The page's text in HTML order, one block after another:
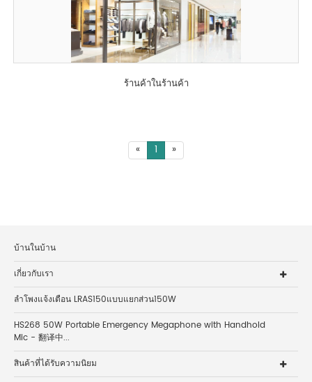
ร้านค้าในร้านค้า
« 1 »
บ้านในบ้าน
เกี่ยวกับเรา
ลำโพงแจ้งเตือน LRAS150แบบแยกส่วน150W
HS268 50W Portable Emergency Megaphone with Handhold
Mic - 翻译中...
สินค้าที่ได้รับความนิยม